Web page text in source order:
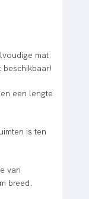
mat
een lengte
is ten
van
breed.